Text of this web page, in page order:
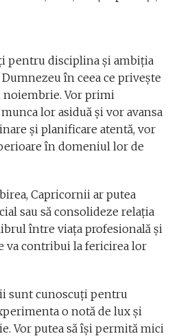
pentru disciplina și ambiția
în ceea ce privește
Vor primi
lor asiduă și vor avansa
și planificare atentă, vor
în domeniul lor de
Capricornii ar putea
sau să consolideze relația
între viața profesională și
va contribui la fericirea lor
sunt cunoscuți pentru
o notă de lux și
Vor putea să își permită mici